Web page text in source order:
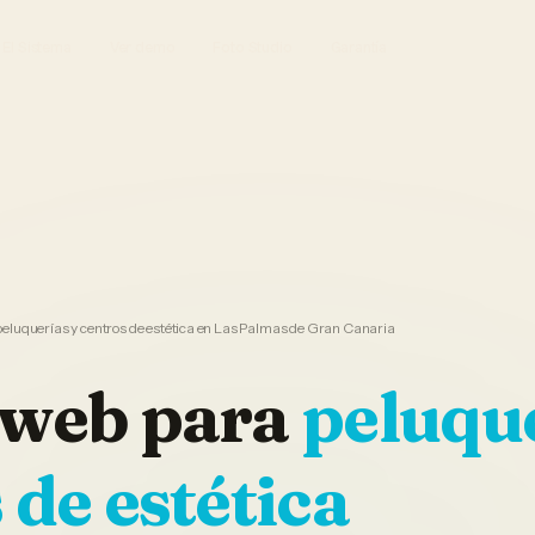
y centros de estética en Las Palmas de Gran Canaria
para
estética